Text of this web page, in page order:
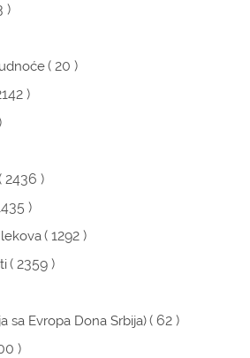
)
( 20 )
)
2436 )
)
( 1292 )
( 2359 )
sa Evropa Dona Srbija)( 62 )
)